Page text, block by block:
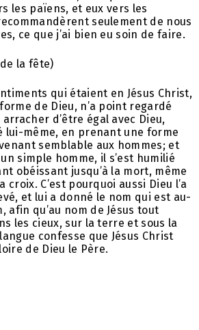
les païens, et eux vers les
seulement de nous
ce que j’ai bien eu soin de faire.
la fête)
qui étaient en Jésus Christ,
de Dieu, n’a point regardé
d’être égal avec Dieu,
lui-même, en prenant une forme
semblable aux hommes; et
simple homme, il s’est humilié
obéissant jusqu’à la mort, même
croix. C’est pourquoi aussi Dieu l’a
et lui a donné le nom qui est au-
afin qu’au nom de Jésus tout
les cieux, sur la terre et sous la
confesse que Jésus Christ
de Dieu le Père.